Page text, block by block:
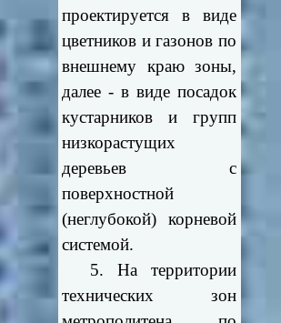
проектируется в виде
цветников и газонов по
внешнему краю зоны,
далее - в виде посадок
кустарников и групп
низкорастущих
деревьев с
поверхностной
(неглубокой) корневой
системой.
5. На территории
технических зон